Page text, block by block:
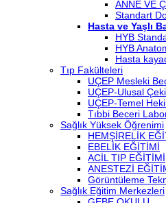
ANNE VE
Standart
Hasta ve Yaşlı
HYB
HYB
Hasta
Tıp Fakülteleri
UÇEP Mesleki
UÇEP-Ulusal
UÇEP-Temel
Tıbbi Beceri
Sağlık Yüksek Öğrenimi
HEMŞİRELİK
EBELİK EĞİTİMİ
ACİL TIP EĞİTİMİ
ANESTEZİ
Görüntüleme
Sağlık Eğitim Merkezleri